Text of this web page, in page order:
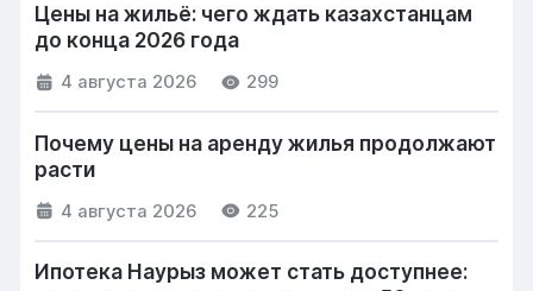
Цены на жильё: чего ждать казахстанцам
до конца 2026 года
4 августа 2026 299
Почему цены на аренду жилья продолжают
расти
4 августа 2026 225
Ипотека Наурыз может стать доступнее: